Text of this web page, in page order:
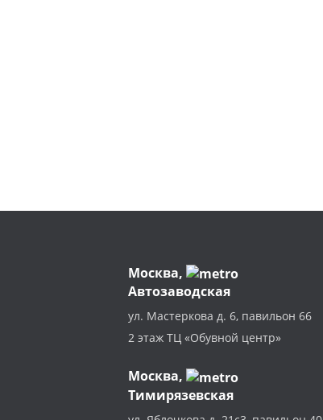
Москва,
Автозаводская
ул. Мастеркова д. 6, павильон 66
2 этаж ТЦ «Обувной центр»
Москва,
Тимирязевская